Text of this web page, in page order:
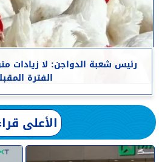
رئيس شعبة الدواجن: لا زيادات
الفترة
الأعلى